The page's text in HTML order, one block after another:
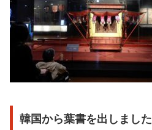
韓国から葉書を出しました